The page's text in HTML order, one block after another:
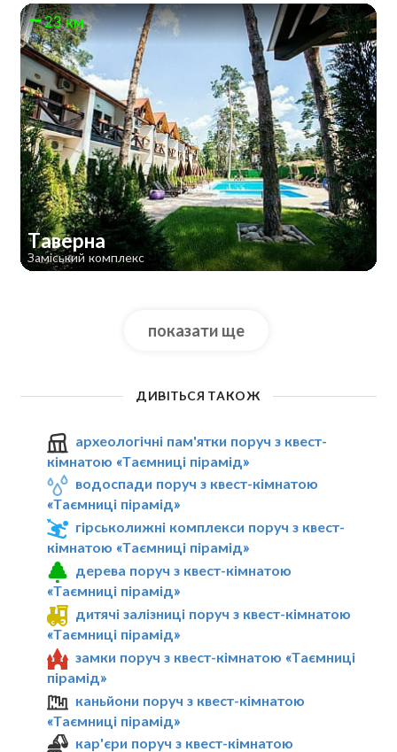
23 км
Таверна
Заміський комплекс
показати ще
ДИВІТЬСЯ ТАКОЖ
археологічні пам'ятки поруч з квест-
кімнатою «Таємниці пірамід»
водоспади поруч з квест-кімнатою
«Таємниці пірамід»
гірськолижні комплекси поруч з квест-
кімнатою «Таємниці пірамід»
дерева поруч з квест-кімнатою
«Таємниці пірамід»
дитячі залізниці поруч з квест-кімнатою
«Таємниці пірамід»
замки поруч з квест-кімнатою «Таємниці
пірамід»
каньйони поруч з квест-кімнатою
«Таємниці пірамід»
кар'єри поруч з квест-кімнатою